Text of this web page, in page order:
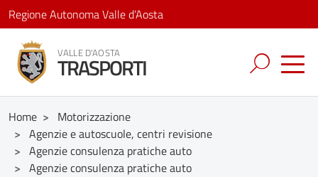
Regione Autonoma Valle d’Aosta
VALLE D'AOSTA
TRASPORTI
Home > Motorizzazione
> Agenzie e autoscuole, centri revisione
> Agenzie consulenza pratiche auto
> Agenzie consulenza pratiche auto